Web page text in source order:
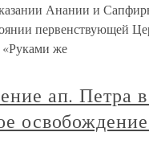
Анании и
первенствующей
же
ап. Петра